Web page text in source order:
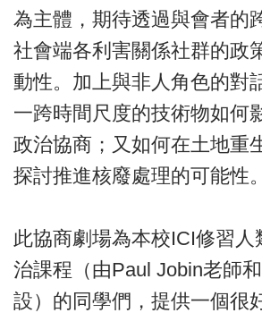
為主體，期待透過與會者的
社會端各利害關係社群的政
動性。加上與非人角色的對
一跨時間尺度的技術物如何
政治協商；又如何在土地重
探討推進核廢處理的可能性。
此協商劇場為本校ICI修習人
治課程（由Paul Jobin老師
設）的同學們，提供一個很